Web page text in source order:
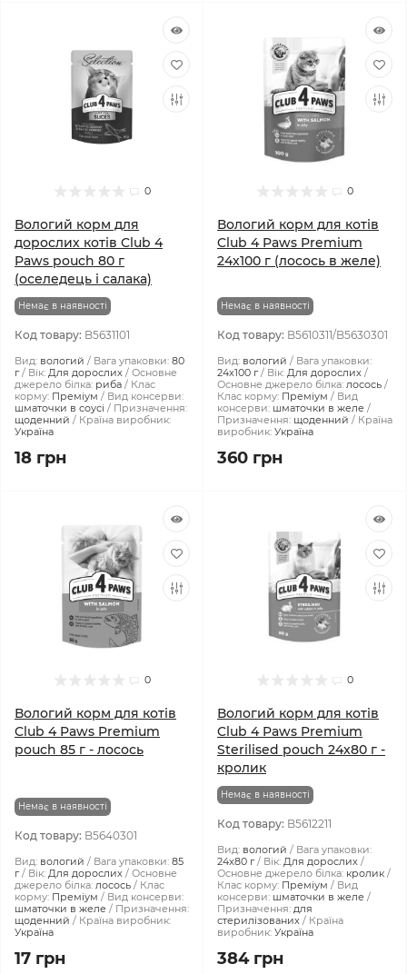
0
Вологий корм для
дорослих котів Club 4
Paws pouch 80 г
(оселедець і салака)
Немає в наявності
Код товару: B5631101
Вид: вологий Вага упаковки: 80
г
Вік: Для дорослих
Основне
джерело білка: риба
Клас
корму: Преміум
Вид консерви:
шматочки в соусі
Призначення:
щоденний
Країна виробник:
Україна
18 грн
0
Вологий корм для котів
Club 4 Paws Premium
24x100 г (лосось в желе)
Немає в наявності
Код товару: B5610311/B5630301
Вид: вологий
Вага упаковки:
24x100 г
Вік: Для дорослих
Основне джерело білка: лосось
Клас корму: Преміум
Вид
консерви: шматочки в желе
Призначення: щоденний
Країна
виробник: Україна
360 грн
0
Вологий корм для котів
Club 4 Paws Premium
pouch 85 г - лосось
Немає в наявності
Код товару: B5640301
Вид: вологий Вага упаковки: 85
г
Вік: Для дорослих
Основне
джерело білка: лосось
Клас
корму: Преміум
Вид консерви:
шматочки в желе
Призначення:
щоденний
Країна виробник:
Україна
17 грн
0
Вологий корм для котів
Club 4 Paws Premium
Sterilised pouch 24x80 г -
кролик
Немає в наявності
Код товару: B5612211
Вид: вологий
Вага упаковки:
24x80 г
Вік: Для дорослих
Основне джерело білка: кролик
Клас корму: Преміум
Вид
консерви: шматочки в желе
Призначення: для
стерилізованих
Країна
виробник: Україна
384 грн